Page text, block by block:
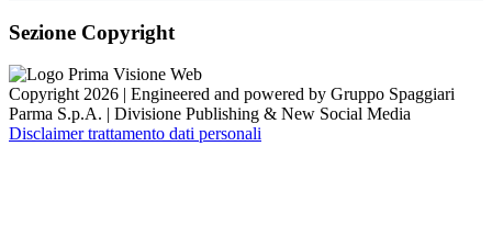
Sezione Copyright
Copyright 2026 | Engineered and powered by Gruppo Spaggiari
Parma S.p.A. | Divisione Publishing & New Social Media
Disclaimer trattamento dati personali